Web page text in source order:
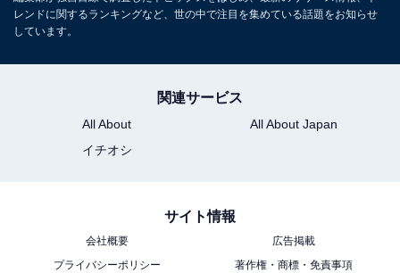
性／静岡県）」「エヴァンゲリオンのショップがあった
目的にリピートしたい、との声もありました。
※回答者のコメントは原文ママです
レンドに関するランキングなど、世の中で注目を集めている話題をお知らせ
しています。
関連サービス
All About
All About Japan
イチオシ
サイト情報
会社概要
広告掲載
プライバシーポリシー
著作権・商標・免責事項